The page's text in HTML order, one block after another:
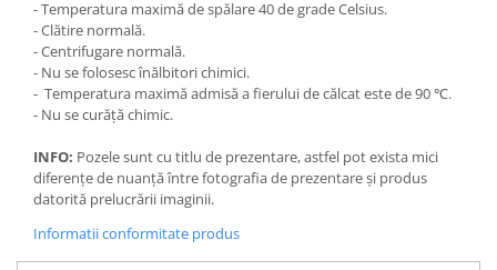
- Temperatura maximă de spălare 40 de grade Celsius.
- Clătire normală.
- Centrifugare normală.
- Nu se folosesc înălbitori chimici.
- Temperatura maximă admisă a fierului de călcat este de 90 ℃.
- Nu se curăță chimic.
INFO: Pozele sunt cu titlu de prezentare, astfel pot exista mici
diferențe de nuanță între fotografia de prezentare și produs
datorită prelucrării imaginii.
Informatii conformitate produs